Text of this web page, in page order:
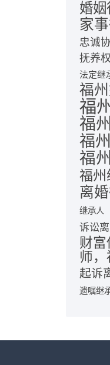
婚姻
家
忠诚
抚养
法定继
福
福
福
福
福
福州
离
继承人
诉讼
财
师
起诉
遗嘱继